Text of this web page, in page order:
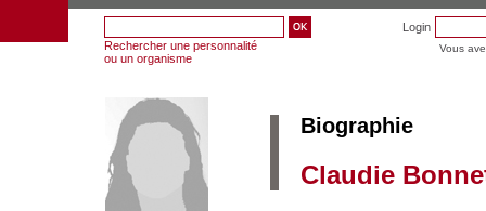
Rechercher une personnalité
ou un organisme
Login
Vous
Biographie
Claudie